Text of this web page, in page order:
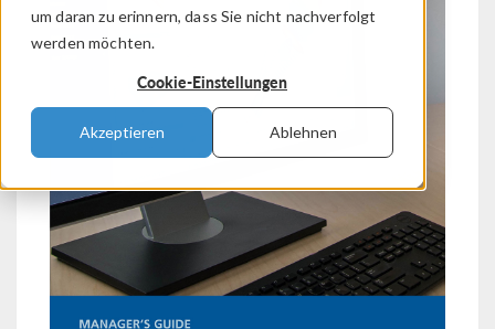
um daran zu erinnern, dass Sie nicht nachverfolgt
werden möchten.
Cookie-Einstellungen
Akzeptieren Ablehnen